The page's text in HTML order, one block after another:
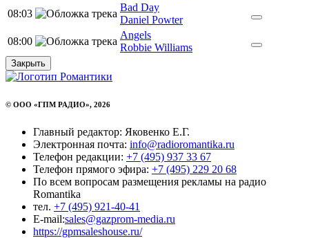
08:03
Bad Day
Daniel Powter
08:00
Angels
Robbie Williams
Закрыть
© ООО «ГПМ РАДИО», 2026
Главный редактор: Яковенко Е.Г.
Электронная почта: info@radioromantika.ru
Телефон редакции: +7 (495) 937 33 67
Телефон прямого эфира: +7 (495) 229 20 68
По всем вопросам размещения рекламы на радио
Romantika
тел. +7 (495) 921-40-41
E-mail:sales@gazprom-media.ru
https://gpmsaleshouse.ru/